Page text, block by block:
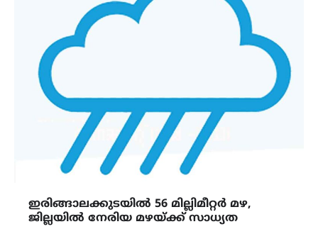
ഇരിങ്ങാലക്കുടയിൽ 56 മില്ലിമീറ്റർ മഴ,
ജില്ലയിൽ നേരിയ മഴയ്ക്ക് സാധ്യത